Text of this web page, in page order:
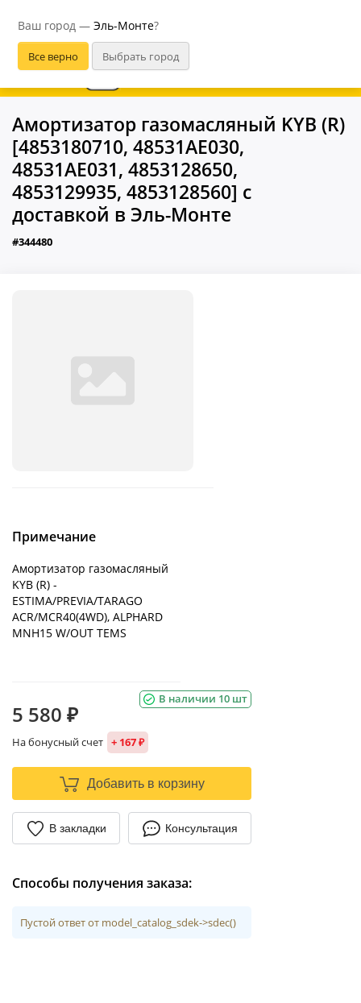
Ваш город — Эль-Монте?
В приложении удобнее
Амортизатор газомасляный KYB (R)
[4853180710, 48531AE030,
48531AE031, 4853128650,
4853129935, 4853128560] с
доставкой в Эль-Монте
#344480
Примечание
Амортизатор газомасляный
KYB (R) -
ESTIMA/PREVIA/TARAGO
ACR/MCR40(4WD), ALPHARD
MNH15 W/OUT TEMS
В наличии 10 шт
5 580 ₽
На бонусный счет + 167 ₽
Добавить в корзину
В закладки Консультация
Способы получения заказа:
Пустой ответ от model_catalog_sdek->sdec()